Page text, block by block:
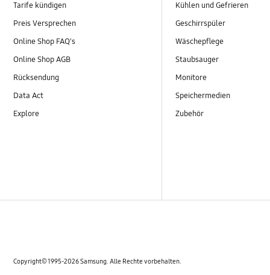
Tarife kündigen
Preis Versprechen
Online Shop FAQ's
Online Shop AGB
Rücksendung
Data Act
Explore
Kühlen und Gefrieren
Geschirrspüler
Wäschepflege
Staubsauger
Monitore
Speichermedien
Zubehör
Copyright© 1995-2026 Samsung. Alle Rechte vorbehalten.